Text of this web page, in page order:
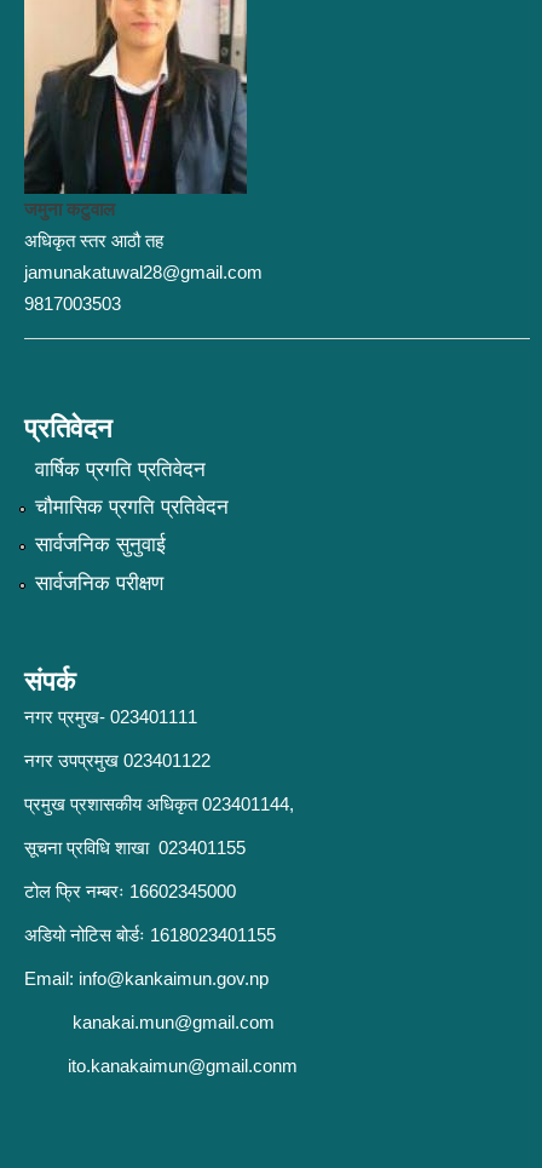
जमुना कटुवाल
अधिकृत स्तर आठौ तह
jamunakatuwal28@gmail.com
9817003503
प्रतिवेदन
वार्षिक प्रगति प्रतिवेदन
चौमासिक प्रगति प्रतिवेदन
सार्वजनिक सुनुवाई
सार्वजनिक परीक्षण
संपर्क
नगर प्रमुख- 023401111
नगर उपप्रमुख 023401122
प्रमुख प्रशासकीय अधिकृत 023401144,
सूचना प्रविधि शाखा 023401155
टोल फ्रि नम्बरः 16602345000
अडियो नोटिस बोर्डः 1618023401155
Email: info@kankaimun.gov.np
kanakai.mun@gmail.com
ito.kanakaimun@gmail.conm